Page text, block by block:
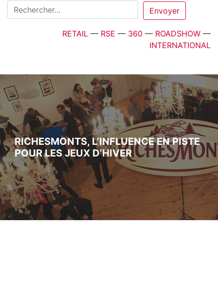
RETAIL — RSE — 360 — ROADSHOW —
INTERNATIONAL
RICHESMONTS, L’INFLUENCE EN PISTE
POUR LES JEUX D’HIVER